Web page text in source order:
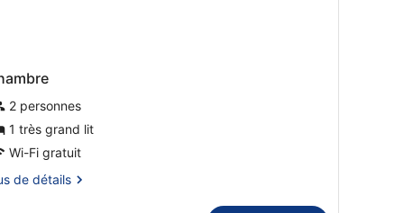
2 personnes
1 très grand lit
Wi-Fi gratuit
de détails